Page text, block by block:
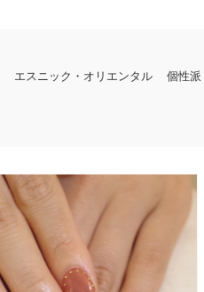
エスニック・オリエンタル 個性派